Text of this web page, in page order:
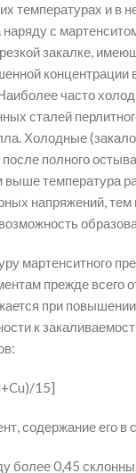
температурах и
с
закалке,
часто
сталей
Холодные
полного
температура
напряжений,
мартенситного
прежде всего
при
к
15]
содержание его в
более 0,45